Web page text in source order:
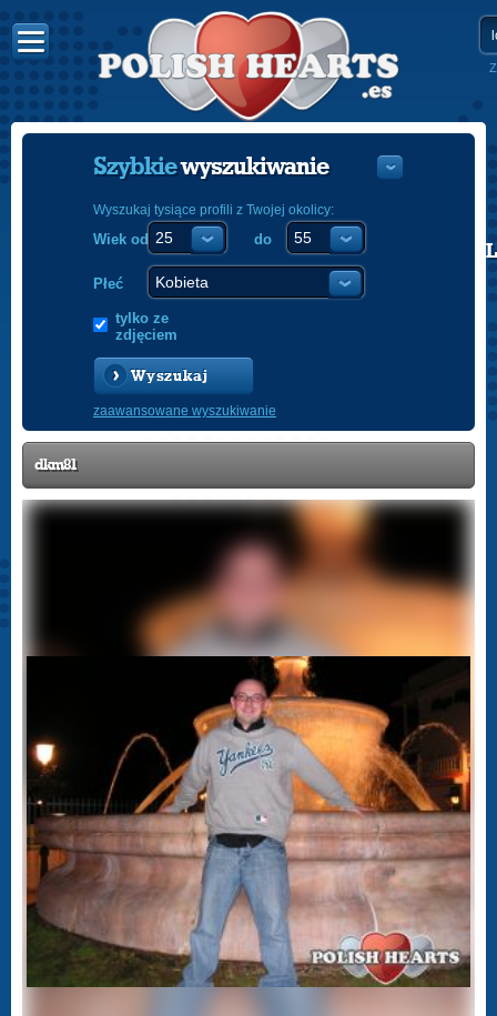
POLISH
Szybkiewyszukiwanie
Wyszukaj tysiące profili z Twojej okolicy:
Wiek od do
Płeć
tylko ze
zdjęciem
Wyszukaj
zaawansowane wyszukiwanie
dkm81